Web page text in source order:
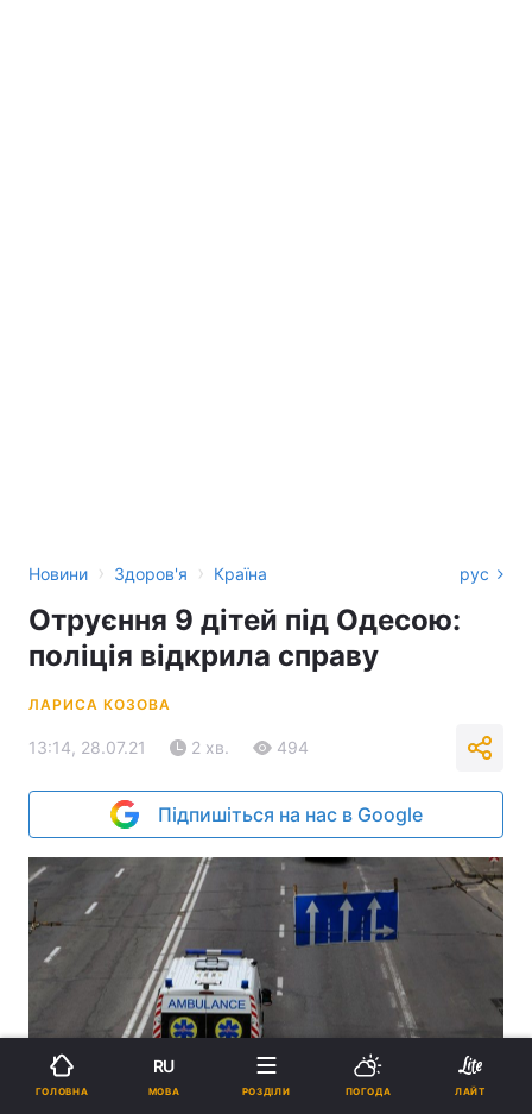
Новини › Здоров'я › Країна рус
Отруєння 9 дітей під Одесою:
поліція відкрила справу
ЛАРИСА КОЗОВА
13:14, 28.07.21 2 хв. 494
Підпишіться на нас в Google
ГОЛОВНА
RU
МОВА РОЗДІЛИ ПОГОДА ЛАЙТ